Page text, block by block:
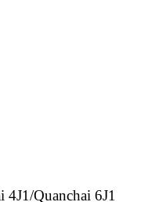
Quanchai 6J1